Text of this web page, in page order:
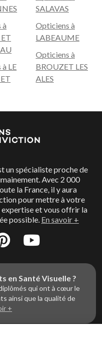
à
LE
SALAVAS
Opticiens à
LABEAUME
Opticiens à
BROUZET LES
ALES
un spécialiste proche de
Avec 2 000
la France, il y aura
pour mettre à votre
et vous offrir la
possible. En savoir +
en Santé Visuelle ?
qui ont à cœur le
ainsi que la qualité de
+